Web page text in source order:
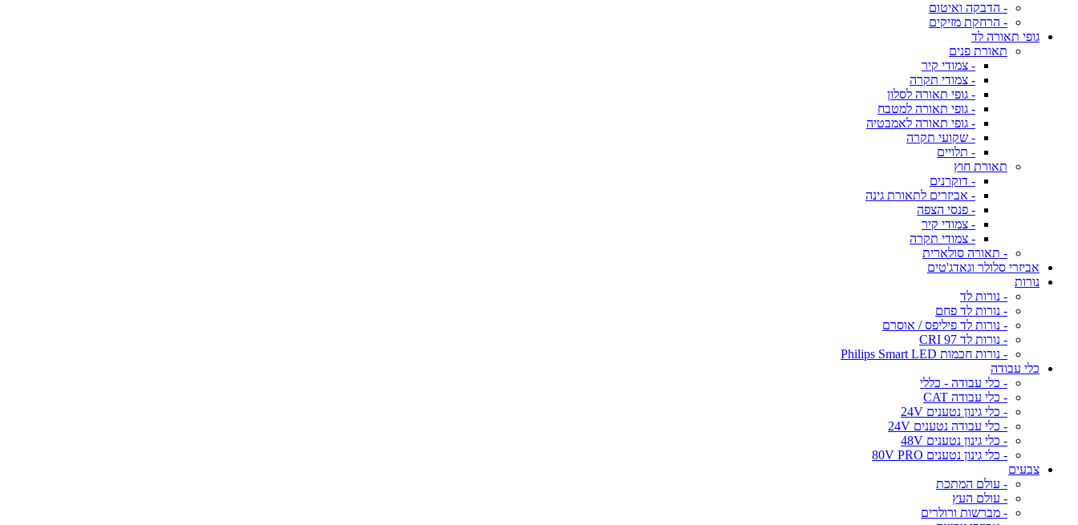
- הדבקה ואיטום
- הרחקת מזיקים
גופי תאורה לד
תאורת פנים
- צמודי קיר
- צמודי תקרה
- גופי תאורה לסלון
- גופי תאורה למטבח
- גופי תאורה לאמבטיה
- שקועי תקרה
- תלויים
תאורת חוץ
- דוקרנים
- אביזרים לתאורת גינה
- פנסי הצפה
- צמודי קיר
- צמודי תקרה
- תאורה סולארית
אביזרי סלולר וגאדג'טים
נורות
- נורות לד
- נורות לד פחם
- נורות לד פיליפס / אוסרם
- נורות לד CRI 97
- נורות חכמות Philips Smart LED
כלי עבודה
- כלי עבודה - כללי
- כלי עבודה CAT
- כלי גינון נטענים 24V
- כלי עבודה נטענים 24V
- כלי גינון נטענים 48V
- כלי גינון נטענים 80V PRO
צבעים
- עולם המתכת
- עולם העץ
- מברשות ורולרים